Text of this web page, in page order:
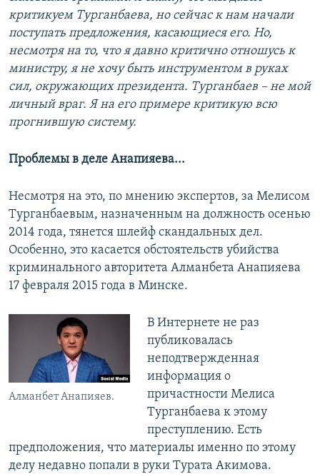
критикуем Турганбаева, но сейчас к нам начали
поступать предложения, касающиеся его. Но,
несмотря на то, что я давно критично отношусь к
министру, я не хочу быть инструментом в руках
сил, окружающих президента. Турганбаев – не мой
личный враг. Я на его примере критикую всю
прогнившую систему.
Проблемы в деле Анапияева...
Несмотря на это, по мнению экспертов, за Мелисом
Турганбаевым, назначенным на должность осенью
2014 года, тянется шлейф скандальных дел.
Особенно, это касается обстоятельств убийства
криминального авторитета Алманбета Анапияева
17 февраля 2015 года в Минске.
Алманбет Анапияев.
В Интернете не раз
публиковалась
неподтвержденная
информация о
причастности Мелиса
Турганбаева к этому
преступлению. Есть
предположения, что материалы именно по этому
делу недавно попали в руки Турата Акимова.